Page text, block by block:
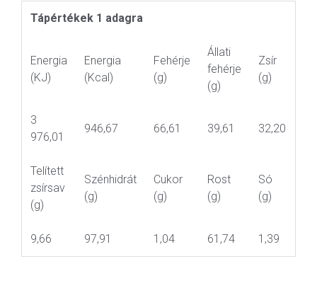
Tápértékek 1 adagra
Energia
(KJ)
Energia
(Kcal)
Fehérje
(g)
Állati
fehérje
(g)
Zsír
(g)
3
976,01
946,67 66,61 39,61 32,20
Telített
zsírsav
(g)
Szénhidrát
(g)
Cukor
(g)
Rost
(g)
Só
(g)
9,66 97,91 1,04 61,74 1,39